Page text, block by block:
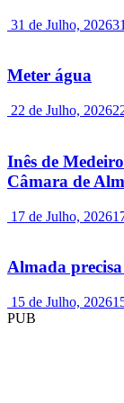
31 de Julho, 2026
Meter água
22 de Julho, 2026
Inês de
Câmara de
17 de Julho, 2026
Almada
15 de Julho, 2026
PUB